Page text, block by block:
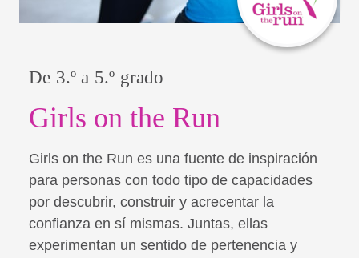
Girls on the Run
De 3.º a 5.º grado
Girls on the Run es una fuente de inspiración
para personas con todo tipo de capacidades
por descubrir, construir y acrecentar la
confianza en sí mismas. Juntas, ellas
experimentan un sentido de pertenencia y